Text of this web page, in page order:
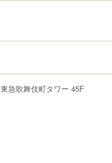
東急歌舞伎町タワー 45F